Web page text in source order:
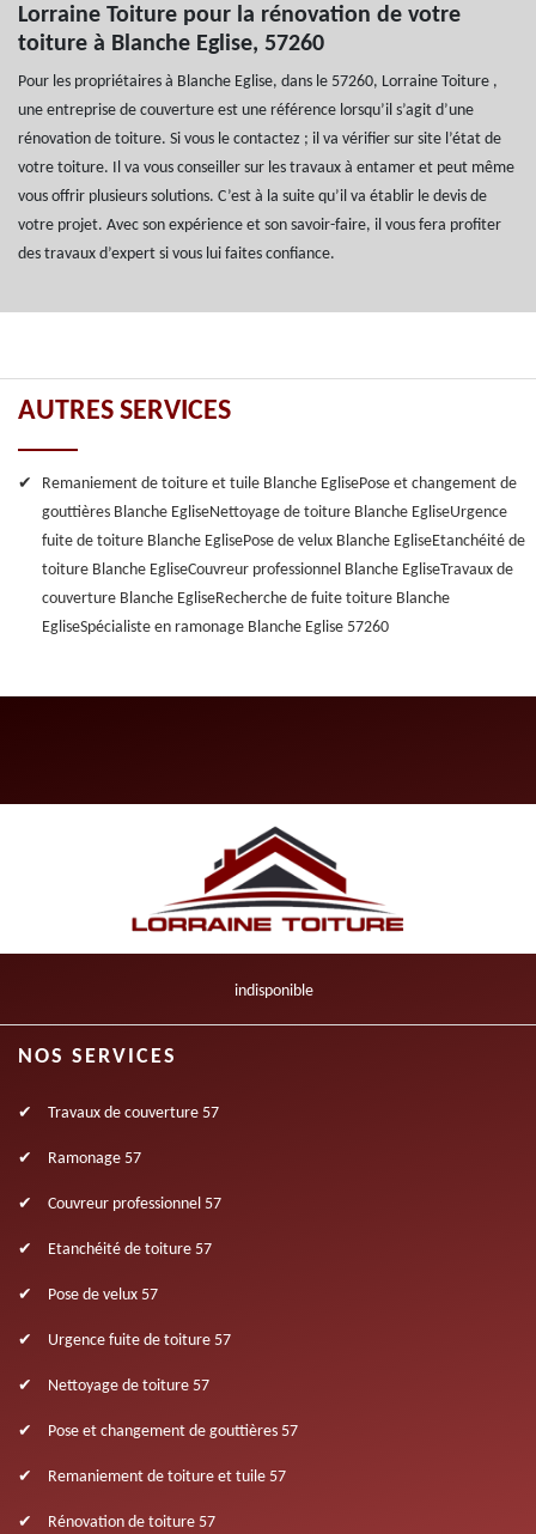
Lorraine Toiture pour la rénovation de votre
toiture à Blanche Eglise, 57260
Pour les propriétaires à Blanche Eglise, dans le 57260, Lorraine Toiture ,
une entreprise de couverture est une référence lorsqu’il s’agit d’une
rénovation de toiture. Si vous le contactez ; il va vérifier sur site l’état de
votre toiture. Il va vous conseiller sur les travaux à entamer et peut même
vous offrir plusieurs solutions. C’est à la suite qu’il va établir le devis de
votre projet. Avec son expérience et son savoir-faire, il vous fera profiter
des travaux d’expert si vous lui faites confiance.
AUTRES SERVICES
Remaniement de toiture et tuile Blanche EglisePose et changement de
gouttières Blanche EgliseNettoyage de toiture Blanche EgliseUrgence
fuite de toiture Blanche EglisePose de velux Blanche EgliseEtanchéité de
toiture Blanche EgliseCouvreur professionnel Blanche EgliseTravaux de
couverture Blanche EgliseRecherche de fuite toiture Blanche
EgliseSpécialiste en ramonage Blanche Eglise 57260
indisponible
NOS SERVICES
Travaux de couverture 57
Ramonage 57
Couvreur professionnel 57
Etanchéité de toiture 57
Pose de velux 57
Urgence fuite de toiture 57
Nettoyage de toiture 57
Pose et changement de gouttières 57
Remaniement de toiture et tuile 57
Rénovation de toiture 57